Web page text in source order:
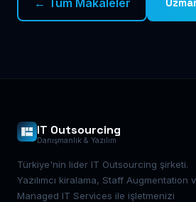
← Tüm Makaleler
IT Outsourcing
Danışmanlık & Yazılım
Türkiye'nin lider IT Outsourcing şirketi.
Yazılımcı kiralama, Staff Augmentation
Managed IT Services ile işletmenizi